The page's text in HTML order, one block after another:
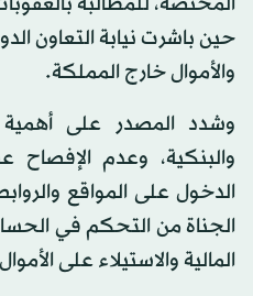
حين باشرت نيابة التعاون
والأموال خارج المملكة.
وشدد المصدر على
والبنكية، وعدم
الدخول على المواقع
الجناة من التحكم في
المالية والاستيلاء على